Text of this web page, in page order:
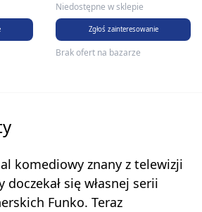
Niedostępne w sklepie
Zgłoś zainteresowanie
Brak ofert na bazarze
komediowy znany z telewizji
doczekał się własnej serii
Funko. Teraz